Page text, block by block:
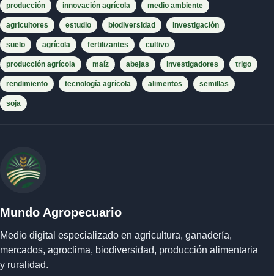
producción innovación agrícola medio ambiente
agricultores estudio biodiversidad investigación
suelo agrícola fertilizantes cultivo
producción agrícola maíz abejas investigadores trigo
rendimiento tecnología agrícola alimentos semillas
soja
Mundo Agropecuario
Medio digital especializado en agricultura, ganadería,
mercados, agroclima, biodiversidad, producción alimentaria
y ruralidad.